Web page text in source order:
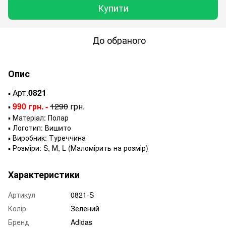
Купити
До обраного
Опис
▪️ Арт.0821
▪️ 990 грн. -1290 грн.
▪️ Матеріал: Полар
▪️ Логотип: Вишито
▪️ Виробник: Туреччина
▪️ Розміри: S, М, L (Маломірить на розмір)
Характеристики
Артикул
0821-S
Колір
Зелений
Бренд
Adidas